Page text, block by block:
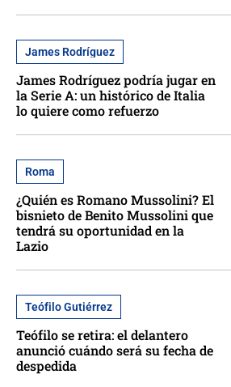
James Rodríguez
James Rodríguez podría jugar en
la Serie A: un histórico de Italia
lo quiere como refuerzo
Roma
¿Quién es Romano Mussolini? El
bisnieto de Benito Mussolini que
tendrá su oportunidad en la
Lazio
Teófilo Gutiérrez
Teófilo se retira: el delantero
anunció cuándo será su fecha de
despedida